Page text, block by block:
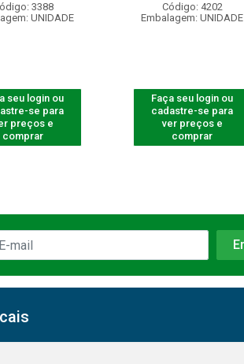
3388
UNIDADE
seu login ou
se para
preços e
comprar
Código: 4202
Embalagem: UNIDADE
Faça seu login ou
cadastre-se para
ver preços e
comprar